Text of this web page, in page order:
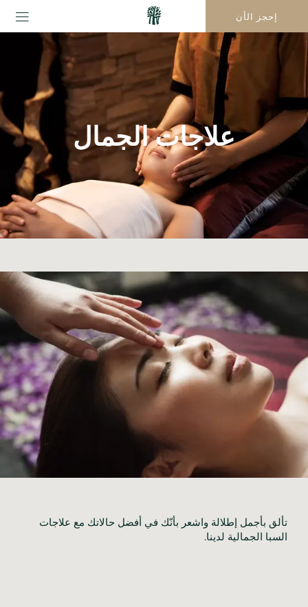
إحجز الأن
علاجات الجمال
السبا الجمالية لدينا.